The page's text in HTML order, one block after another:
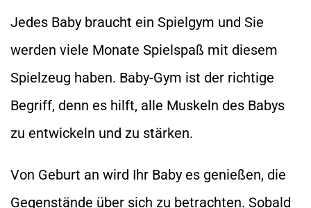
Jedes Baby braucht ein Spielgym und Sie
werden viele Monate Spielspaß mit diesem
Spielzeug haben. Baby-Gym ist der richtige
Begriff, denn es hilft, alle Muskeln des Babys
zu entwickeln und zu stärken.
Von Geburt an wird Ihr Baby es genießen, die
Gegenstände über sich zu betrachten. Sobald